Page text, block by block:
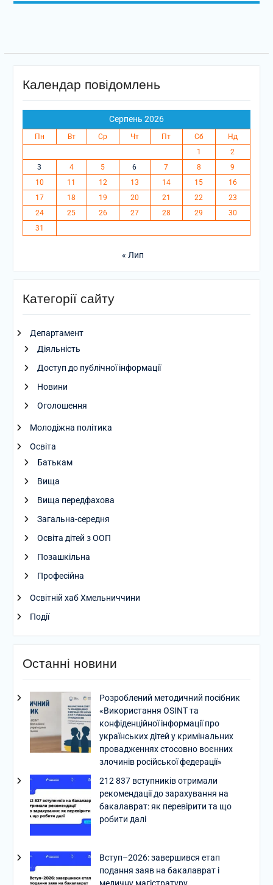
Календар повідомлень
Серпень 2026
Пн Вт Ср Чт Пт Сб
Нд
1
2
3
4 5 6 7 8
9
10
11 12 13 14 15
16
17
18 19 20 21 22
23
24
25 26 27 28 29
30
31
« Лип
Категорії сайту
Департамент
Діяльність
Доступ до публічної інформації
Новини
Оголошення
Молодіжна політика
Освіта
Батькам
Вища
Вища передфахова
Загальна-середня
Освіта дітей з ООП
Позашкільна
Професійна
Освітній хаб Хмельниччини
Події
Останні новини
Розроблений методичний посібник
«Використання OSINT та
конфіденційної інформації про
українських дітей у кримінальних
провадженнях стосовно воєнних
злочинів російської федерації»
212 837 вступників отримали
рекомендації до зарахування на
бакалаврат: як перевірити та що
робити далі
Вступ–2026: завершився етап
подання заяв на бакалаврат і
медичну магістратуру